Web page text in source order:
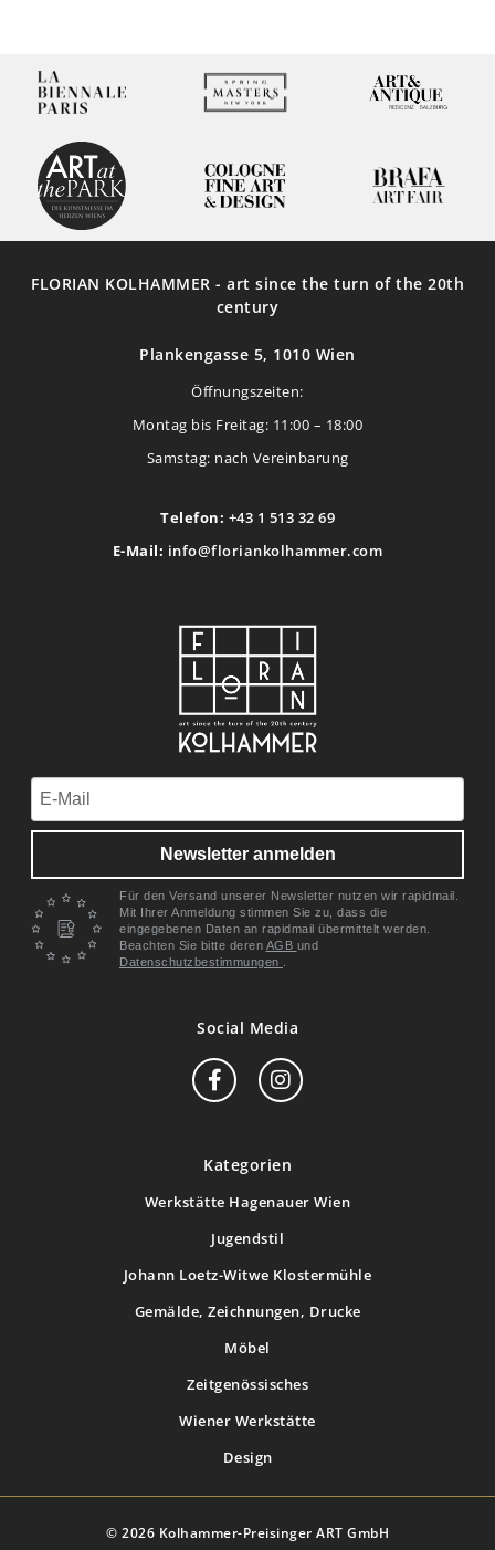
FLORIAN KOLHAMMER - art since the turn of the 20th
century
Plankengasse 5, 1010 Wien
Öffnungszeiten:
Montag bis Freitag: 11:00 – 18:00
Samstag: nach Vereinbarung
Telefon: +43 1 513 32 69
E-Mail: info@floriankolhammer.com
Newsletter anmelden
Für den Versand unserer Newsletter nutzen wir rapidmail.
Mit Ihrer Anmeldung stimmen Sie zu, dass die
eingegebenen Daten an rapidmail übermittelt werden.
Beachten Sie bitte deren AGB und
Datenschutzbestimmungen
Social Media
Kategorien
Werkstätte Hagenauer Wien
Jugendstil
Johann Loetz-Witwe Klostermühle
Gemälde, Zeichnungen, Drucke
Möbel
Zeitgenössisches
Wiener Werkstätte
Design
© 2026 Kolhammer-Preisinger ART GmbH